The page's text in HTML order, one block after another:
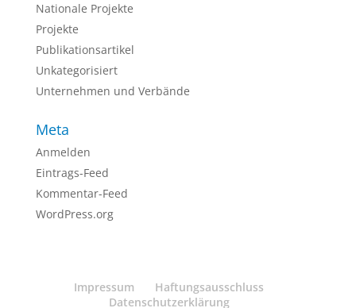
Nationale Projekte
Projekte
Publikationsartikel
Unkategorisiert
Unternehmen und Verbände
Meta
Anmelden
Eintrags-Feed
Kommentar-Feed
WordPress.org
Impressum
Haftungsausschluss
Datenschutzerklärung